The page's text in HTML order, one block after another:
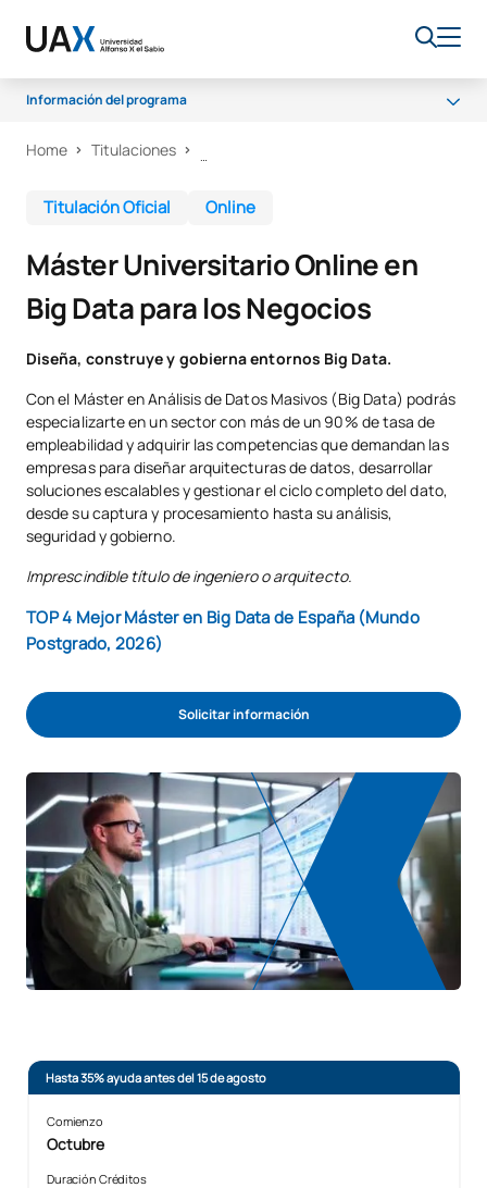
Información del programa
Programa
Salidas Profesionales
FAQS
Home Titulaciones
Titulación Oficial Online
Máster Universitario Online en
Big Data para los Negocios
Diseña, construye y gobierna entornos Big Data.
Con el Máster en Análisis de Datos Masivos (Big Data) podrás
especializarte en un sector con más de un 90% de tasa de
empleabilidad y adquirir las competencias que demandan las
empresas para diseñar arquitecturas de datos, desarrollar
soluciones escalables y gestionar el ciclo completo del dato,
desde su captura y procesamiento hasta su análisis,
seguridad y gobierno.
Imprescindible título de ingeniero o arquitecto.
TOP 4 Mejor Máster en Big Data de España (Mundo
Postgrado, 2026)
Solicitar información
Hasta 35% ayuda antes del 15 de agosto
Comienzo
Octubre
Duración Créditos